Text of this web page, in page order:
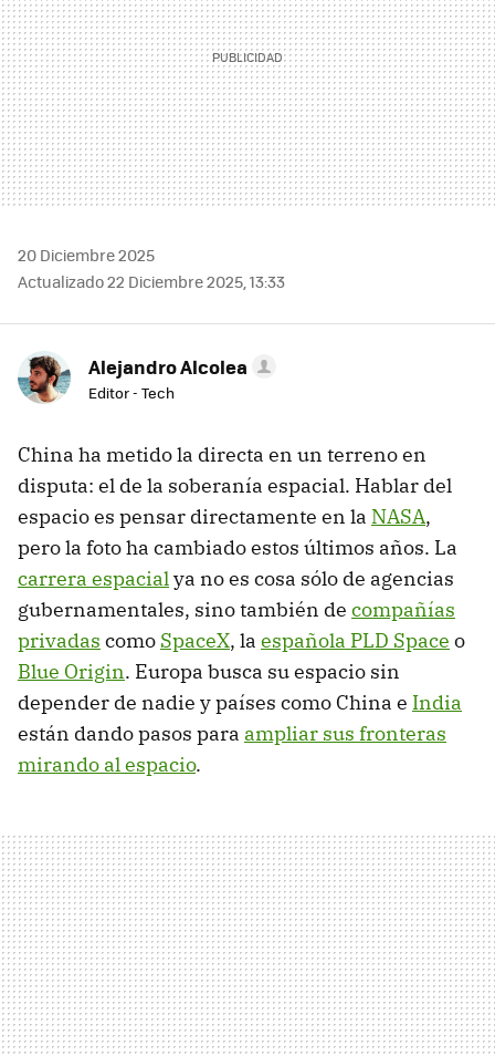
20 Diciembre 2025
Actualizado 22 Diciembre 2025, 13:33
Alejandro Alcolea
Editor - Tech
China ha metido la directa en un terreno en
disputa: el de la soberanía espacial. Hablar del
espacio es pensar directamente en la NASA,
pero la foto ha cambiado estos últimos años. La
carrera espacialya no es cosa sólo de agencias
gubernamentales, sino también de compañías
privadas como SpaceX, la española PLD Space o
Blue Origin. Europa busca su espacio sin
depender de nadie y países como China e India
están dando pasos para ampliar sus fronteras
mirando al espacio.